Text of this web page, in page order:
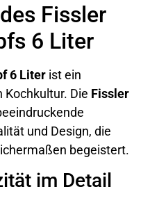
Fissler
6 Liter
6 Liter ist ein
Die Fissler
und Design, die
begeistert.
im Detail